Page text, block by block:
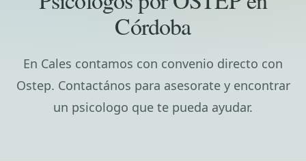
Córdoba
En Cales contamos con convenio directo con
Ostep. Contactános para asesorate y encontrar
un psicologo que te pueda ayudar.